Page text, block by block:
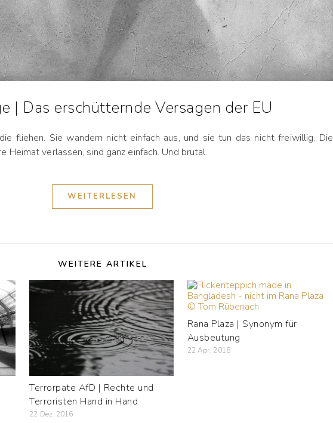
| Das erschütternde Versagen der EU
fliehen. Sie wandern nicht einfach aus, und sie tun das nicht freiwillig. Die
Heimat verlassen, sind ganz einfach. Und brutal.
WEITERLESEN
WEITERE ARTIKEL
Terrorpate AfD | Rechte und
Terroristen Hand in Hand
22 Dez. 2016
Rana Plaza | Synonym für
Ausbeutung
22 Apr. 2018